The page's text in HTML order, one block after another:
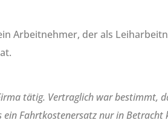
Arbeitnehmer, der als
tätig. Vertraglich war bestimmt,
Fahrtkostenersatz nur in